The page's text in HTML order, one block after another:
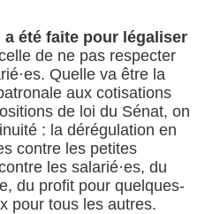
été faite pour légaliser
de ne pas respecter
Quelle va être la
aux cotisations
de loi du Sénat, on
: la dérégulation en
contre les petites
les salarié·es, du
du profit pour quelques-
pour tous les autres.